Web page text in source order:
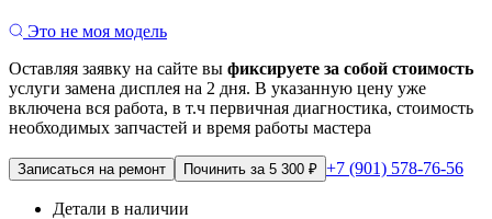
Это не моя модель
Оставляя заявку на сайте вы фиксируете за собой стоимость
услуги замена дисплея на 2 дня. В указанную цену уже
включена вся работа, в т.ч первичная диагностика, стоимость
необходимых запчастей и время работы мастера
Записаться на ремонт Починить за 5 300 ₽ +7 (901) 578-76-56
Детали в наличии